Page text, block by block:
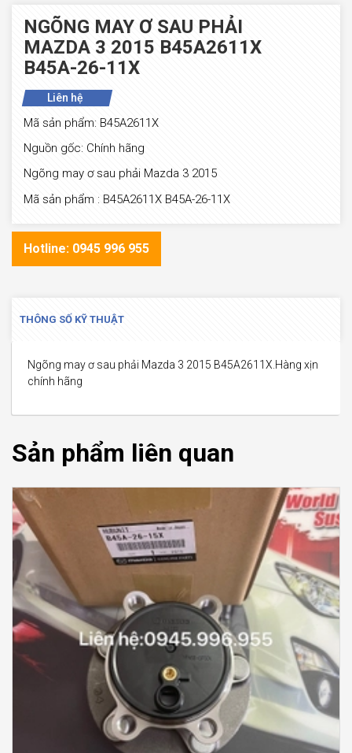
NGÕNG MAY Ơ SAU PHẢI
MAZDA 3 2015 B45A2611X
B45A-26-11X
Liên hệ
Mã sản phẩm: B45A2611X
Nguồn gốc: Chính hãng
Ngõng may ơ sau phải Mazda 3 2015
Mã sản phẩm : B45A2611X B45A-26-11X
Hotline: 0945 996 955
THÔNG SỐ KỸ THUẬT
Ngõng may ơ sau phải Mazda 3 2015 B45A2611X.Hàng xịn
chính hãng
Sản phẩm liên quan